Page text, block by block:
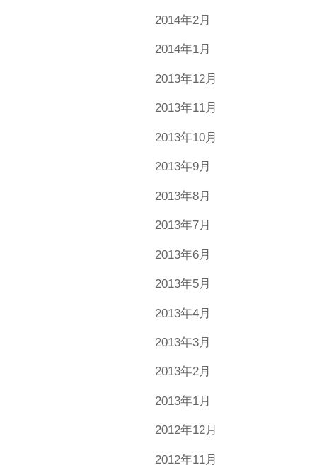
2014年2月
2014年1月
2013年12月
2013年11月
2013年10月
2013年9月
2013年8月
2013年7月
2013年6月
2013年5月
2013年4月
2013年3月
2013年2月
2013年1月
2012年12月
2012年11月